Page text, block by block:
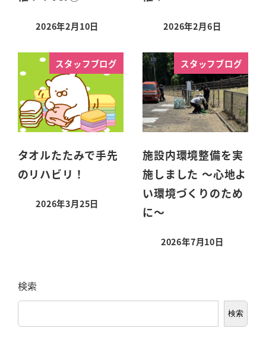
2026年2月10日 2026年2月6日
スタッフブログ
タオルたたみで手先
のリハビリ！
2026年3月25日
スタッフブログ
施設内環境整備を実
施しました ～心地よ
い環境づくりのため
に～
2026年7月10日
検索
検索